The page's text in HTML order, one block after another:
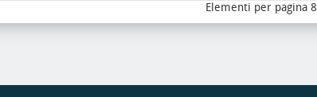
Elementi per pagina 8